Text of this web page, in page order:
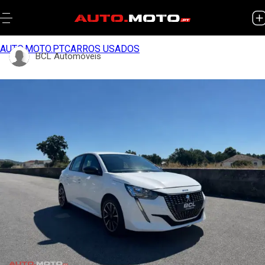
AUTO.MOTO.PTCARROS USADOS
BCL Automóveis